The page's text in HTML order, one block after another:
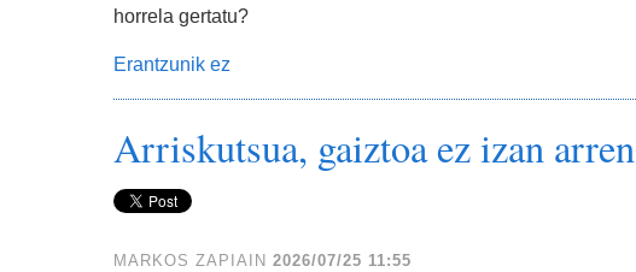
horrela gertatu?
Erantzunik ez
Arriskutsua, gaiztoa ez izan arren
MARKOS ZAPIAIN 2026/07/25 11:55